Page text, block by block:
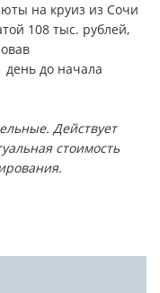
на круиз из Сочи
108 тыс. рублей,
день до начала
Действует
стоимость